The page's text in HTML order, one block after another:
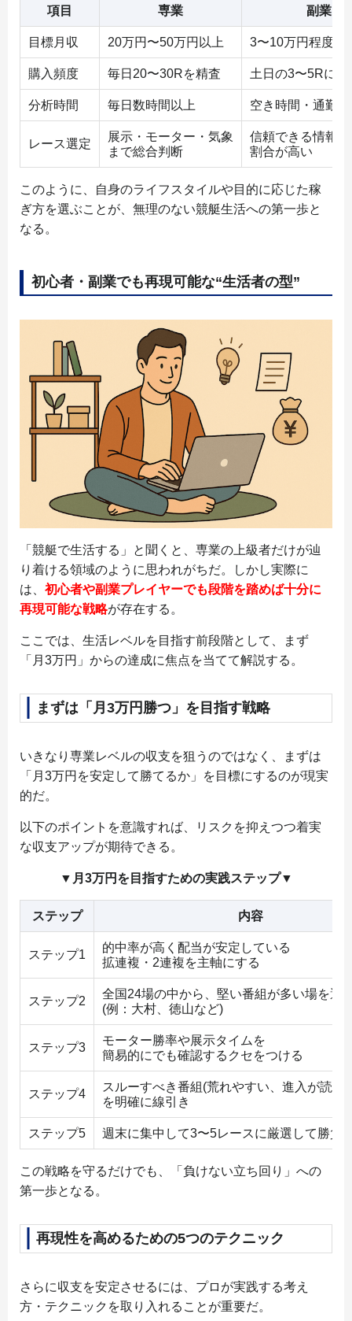
項目 専業 副業
目標月収 20万円〜50万円以上 3〜10万円程度
購入頻度 毎日20〜30Rを精査 土日の3〜5Rに絞
分析時間 毎日数時間以上 空き時間・通勤
レース選定
展示・モーター・気象
まで総合判断
信頼できる情報
割合が高い
このように、自身のライフスタイルや目的に応じた稼
ぎ方を選ぶことが、無理のない競艇生活への第一歩と
なる。
初心者・副業でも再現可能な“生活者の型”
「競艇で生活する」と聞くと、専業の上級者だけが辿
り着ける領域のように思われがちだ。しかし実際に
は、 初心者や副業プレイヤーでも段階を踏めば十分に
再現可能な戦略が存在する。
ここでは、生活レベルを目指す前段階として、まず
「月3万円」からの達成に焦点を当てて解説する。
まずは「月3万円勝つ」を目指す戦略
いきなり専業レベルの収支を狙うのではなく、まずは
「月3万円を安定して勝てるか」を目標にするのが現実
的だ。
以下のポイントを意識すれば、リスクを抑えつつ着実
な収支アップが期待できる。
▼月3万円を目指すための実践ステップ▼
ステップ 内容
ステップ1
的中率が高く配当が安定している
拡連複・2連複を主軸にする
ステップ2
全国24場の中から、堅い番組が多い場を選
(例：大村、徳山など)
ステップ3
モーター勝率や展示タイムを
簡易的にでも確認するクセをつける
ステップ4
スルーすべき番組(荒れやすい、進入が読め
を明確に線引き
ステップ5 週末に集中して3〜5レースに厳選して勝負
この戦略を守るだけでも、「負けない立ち回り」への
第一歩となる。
再現性を高めるための5つのテクニック
さらに収支を安定させるには、プロが実践する考え
方・テクニックを取り入れることが重要だ。